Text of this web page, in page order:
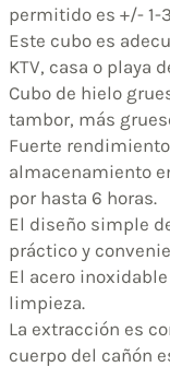
permitido es +/- 1-
Este cubo es
KTV, casa o playa
Cubo de hielo
tambor, más
Fuerte
almacenamiento
por hasta 6 horas.
El diseño simple
práctico y
El acero
limpieza.
La extracción es
cuerpo del cañón